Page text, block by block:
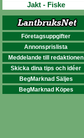
Jakt - Fiske
Företagsuppgifter
Annonsprislista
Meddelande till redaktionen
Skicka dina tips och idéer
BegMarknad Säljes
BegMarknad Köpes